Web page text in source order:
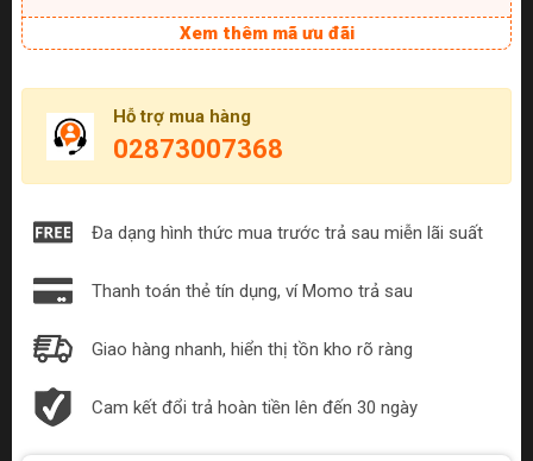
Xem thêm mã ưu đãi
Hỗ trợ mua hàng
02873007368
Đa dạng hình thức mua trước trả sau miễn lãi suất
Thanh toán thẻ tín dụng, ví Momo trả sau
Giao hàng nhanh, hiển thị tồn kho rõ ràng
Cam kết đổi trả hoàn tiền lên đến 30 ngày